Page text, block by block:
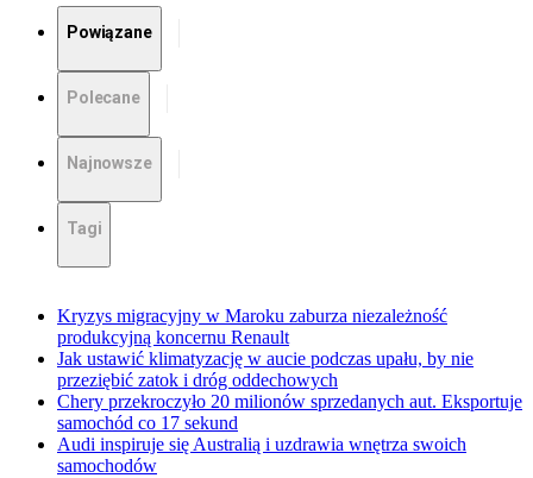
Powiązane
Polecane
Najnowsze
Tagi
Kryzys migracyjny w Maroku zaburza niezależność
produkcyjną koncernu Renault
Jak ustawić klimatyzację w aucie podczas upału, by nie
przeziębić zatok i dróg oddechowych
Chery przekroczyło 20 milionów sprzedanych aut. Eksportuje
samochód co 17 sekund
Audi inspiruje się Australią i uzdrawia wnętrza swoich
samochodów